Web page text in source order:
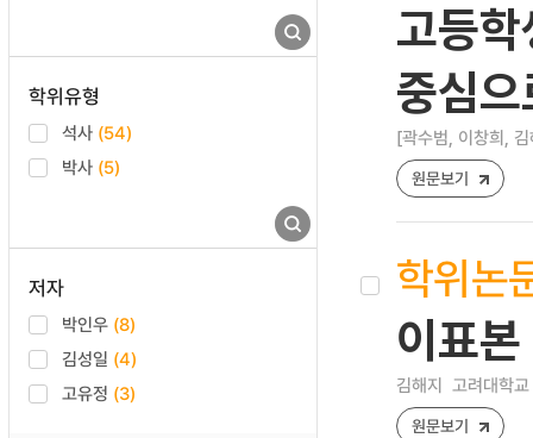
학위유형
석사 (54)
박사 (5)
저자
박인우 (8)
김성일 (4)
고유정 (3)
고등
중심으
[곽수범, 이창희,
원문보기
학위논
이표
김해지 고려대학
원문보기